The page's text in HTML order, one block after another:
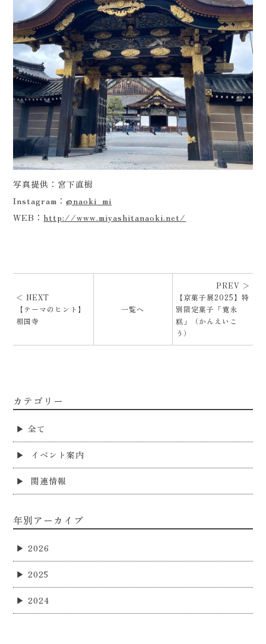
写真提供：宮下直樹
Instagram：@naoki_mi
WEB：http://www.miyashitanaoki.net/
＜ NEXT
【テーマのヒント】
相国寺
一覧へ
PREV ＞
【京菓子展2025】特
別限定菓子「寛永
糕」（かんえいこ
う）
カテゴリー
全て
イベント案内
関連情報
年別アーカイブ
2026
2025
2024